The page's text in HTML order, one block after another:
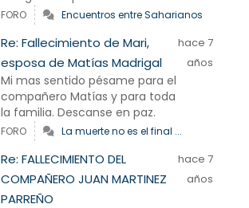
FORO Encuentros entre Saharianos
Re: Fallecimiento de Mari,
esposa de Matías Madrigal
Mi mas sentido pésame para el
compañero Matías y para toda
la familia. Descanse en paz.
hace 7
años
FORO La muerte no es el final ...
Re: FALLECIMIENTO DEL
COMPAÑERO JUAN MARTINEZ
PARREÑO
hace 7
años